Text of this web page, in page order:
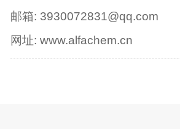
邮箱: 3930072831@qq.com
网址: www.alfachem.cn